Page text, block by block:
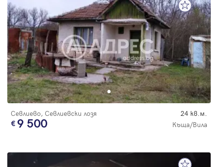
Севлиево, Севлиевски лозя 24 кв.м.
9 500 Къща/Вила